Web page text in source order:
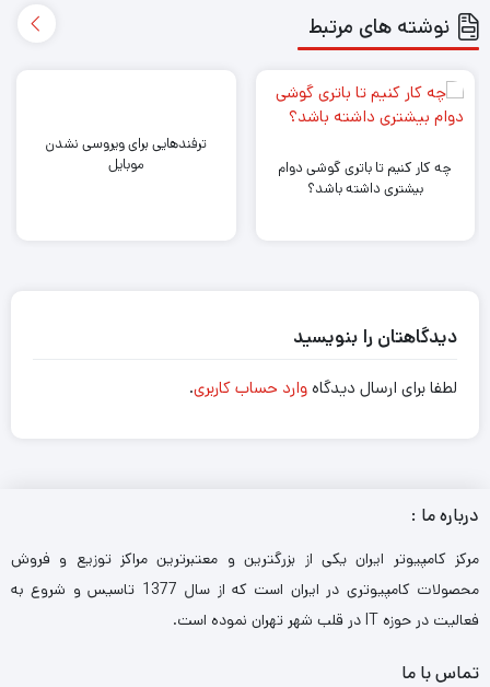
نوشته های مرتبط
چه کار کنیم تا باتری گوشی دوام
بیشتری داشته باشد؟
ترفندهایی برای ویروسی نشدن
موبایل
دیدگاهتان را بنویسید
لطفا برای ارسال دیدگاهوارد حساب کاربری.
درباره ما :
مرکز کامپیوتر ایران یکی از بزرگترین و معتبرترین مراکز توزیع و فروش
محصولات کامپیوتری در ایران است که از سال 1377 تاسیس و شروع به
فعالیت در حوزه IT در قلب شهر تهران نموده است.
تماس با ما